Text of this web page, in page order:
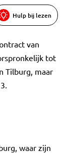
Hulp bij lezen
van
tot
Tilburg, maar
waar zijn